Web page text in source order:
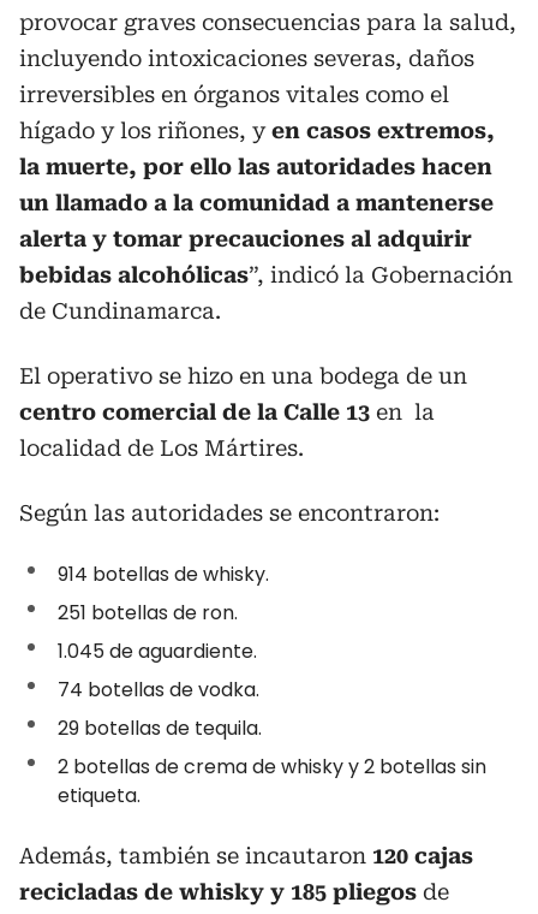
provocar graves consecuencias para la salud,
incluyendo intoxicaciones severas, daños
irreversibles en órganos vitales como el
hígado y los riñones, yen casos extremos,
la muerte, por ello las autoridades hacen
un llamado a la comunidad a mantenerse
alerta y tomar precauciones al adquirir
bebidas alcohólicas”, indicó la Gobernación
de Cundinamarca.
El operativo se hizo en una bodega de un
centro comercial de la Calle 13 en la
localidad de Los Mártires.
Según las autoridades se encontraron:
914 botellas de whisky.
251 botellas de ron.
1.045 de aguardiente.
74 botellas de vodka.
29 botellas de tequila.
2 botellas de crema de whisky y 2 botellas sin
etiqueta.
Además, también se incautaron 120 cajas
recicladas de whisky y 185 pliegos de